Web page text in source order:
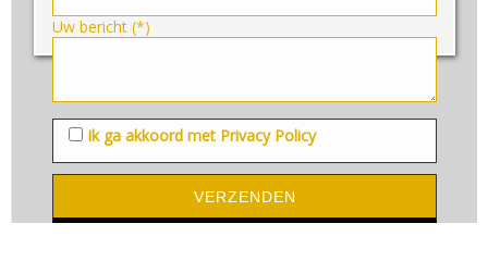
Uw bericht (*)
Ik ga akkoord met Privacy Policy